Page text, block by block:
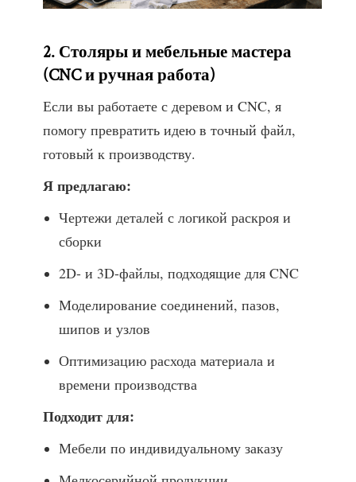
2. Столяры и мебельные мастера
(CNC и ручная работа)
Если вы работаете с деревом и CNC, я
помогу превратить идею в точный файл,
готовый к производству.
Я предлагаю:
Чертежи деталей с логикой раскроя и
сборки
2D- и 3D-файлы, подходящие для CNC
Моделирование соединений, пазов,
шипов и узлов
Оптимизацию расхода материала и
времени производства
Подходит для:
Мебели по индивидуальному заказу